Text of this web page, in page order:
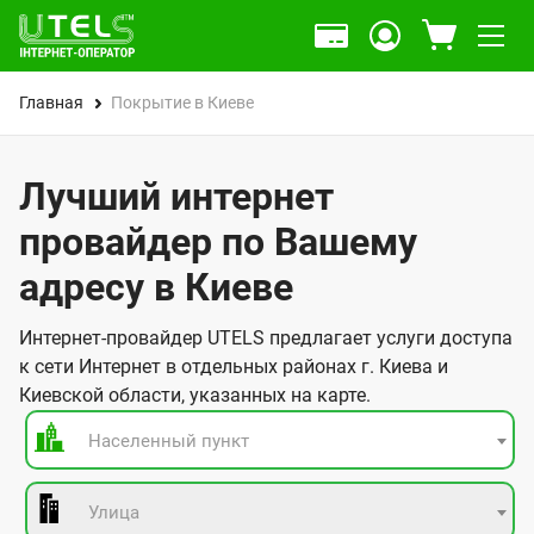
Главная Покрытие в Киеве
Лучший интернет
провайдер по Вашему
адресу в Киеве
Интернет-провайдер UTELS предлагает услуги доступа
к сети Интернет в отдельных районах г. Киева и
Киевской области, указанных на карте.
Населенный пункт
Улица